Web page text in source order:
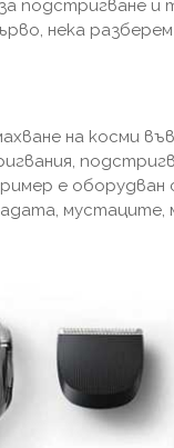
подстригване
нека
на косми
е оборудван